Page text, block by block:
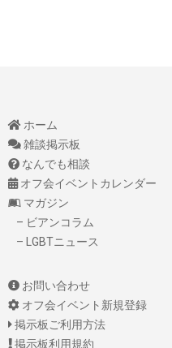
ホーム
雑談掲示板
なんでも相談
オフ会イベントカレンダー
マガジン
– ビアンコラム
– LGBTニュース
お問い合わせ
オフ会イベント新規登録
掲示板ご利用方法
掲示板利用規約